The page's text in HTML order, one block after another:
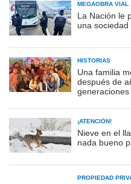
MEGAOBRA VIAL
La Nación le
una
HISTORIAS
Una familia
después de
generaciones
¡ATENCIÓN!
Nieve en el
nada bueno
PROPIEDAD